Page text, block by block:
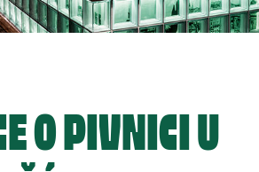
O PIVNICI U